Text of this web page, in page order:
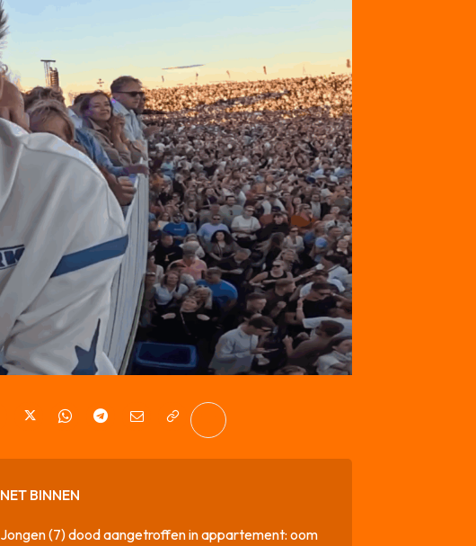
NET BINNEN
Jongen (7) dood aangetroffen in appartement: oom